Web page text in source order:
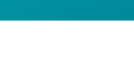
黄山市人民医院数字图书馆